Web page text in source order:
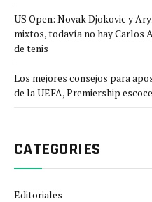
US Open: Novak Djokovic y
mixtos, todavía no hay Carlos
de tenis
Los mejores consejos para
de la UEFA, Premiership
CATEGORIES
Editoriales